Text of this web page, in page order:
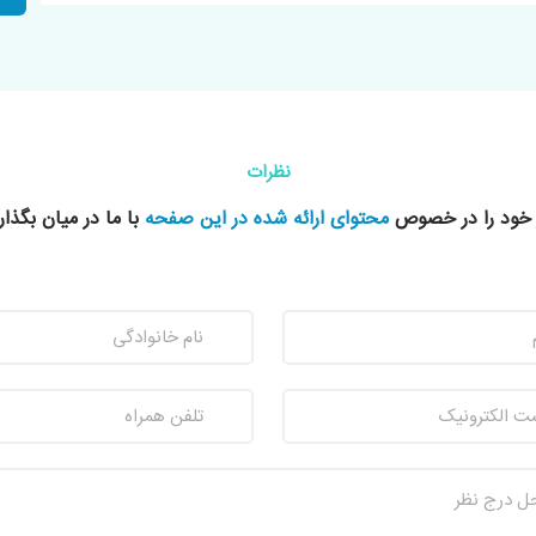
نظرات
خود را در خصوصمحتوای ارائه شده در این صفحهبا ما در میان